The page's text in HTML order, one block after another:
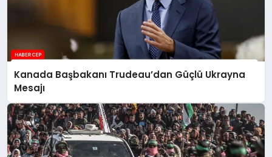
Kanada Başbakanı Trudeau’dan Güçlü Ukrayna
Mesajı